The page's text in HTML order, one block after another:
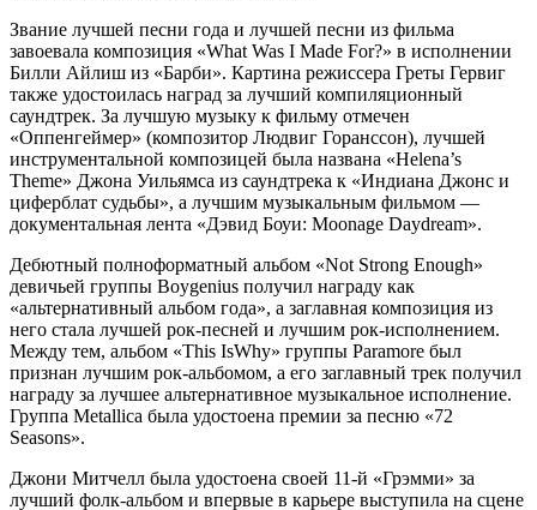
Звание лучшей песни года и лучшей песни из фильма
завоевала композиция «What Was I Made For?» в исполнении
Билли Айлиш из «Барби». Картина режиссера Греты Гервиг
также удостоилась наград за лучший компиляционный
саундтрек. За лучшую музыку к фильму отмечен
«Оппенгеймер» (композитор Людвиг Горанссон), лучшей
инструментальной композицей была названа «Helena’s
Theme» Джона Уильямса из саундтрека к «Индиана Джонс и
циферблат судьбы», а лучшим музыкальным фильмом —
документальная лента «Дэвид Боуи: Moonage Daydream».
Дебютный полноформатный альбом «Not Strong Enough»
девичьей группы Boygenius получил награду как
«альтернативный альбом года», а заглавная композиция из
него стала лучшей рок-песней и лучшим рок-исполнением.
Между тем, альбом «This IsWhy» группы Paramore был
признан лучшим рок-альбомом, а его заглавный трек получил
награду за лучшее альтернативное музыкальное исполнение.
Группа Metallica была удостоена премии за песню «72
Seasons».
Джони Митчелл была удостоена своей 11-й «Грэмми» за
лучший фолк-альбом и впервые в карьере выступила на сцене